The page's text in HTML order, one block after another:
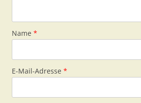
Name *
E-Mail-Adresse *